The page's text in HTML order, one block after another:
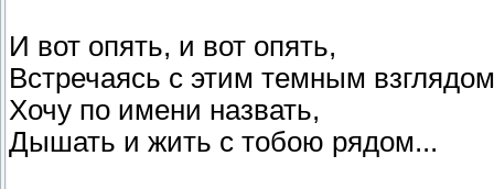
И вот опять, и вот опять,
Встречаясь с этим темным
Хочу по имени назвать,
Дышать и жить с тобою рядом...